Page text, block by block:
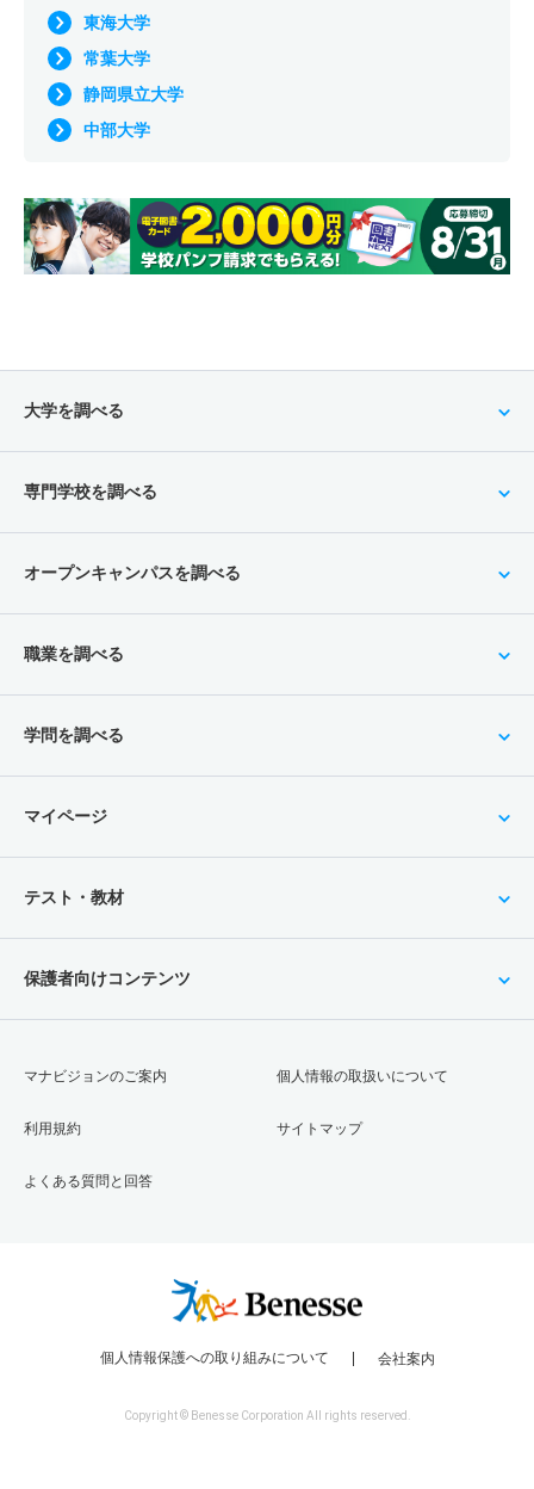
東海大学
常葉大学
静岡県立大学
中部大学
大学を調べる
専門学校を調べる
オープンキャンパスを調べる
職業を調べる
学問を調べる
マイページ
テスト・教材
保護者向けコンテンツ
マナビジョンのご案内
利用規約
よくある質問と回答
個人情報の取扱いについて
サイトマップ
個人情報保護への取り組みについて 会社案内
Copyright © Benesse Corporation All rights reserved.